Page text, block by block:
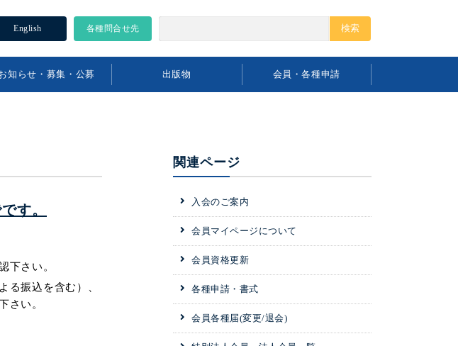
English 各種問合せ先
知らせ・募集・公募 出版物 会員・各種申請
す。
下さい。
る振込を含む）、
さい。
関連ページ
入会のご案内
会員マイページについて
会員資格更新
各種申請・書式
会員各種届(変更/退会)